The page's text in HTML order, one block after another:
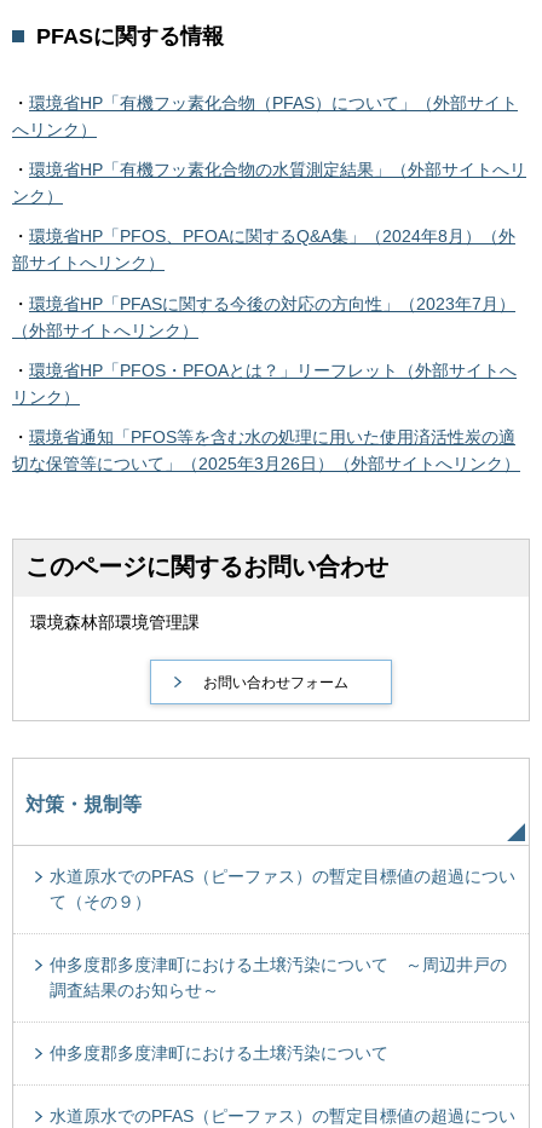
PFASに関する情報
・ 環境省HP「有機フッ素化合物（PFAS）について」（外部サイト
へリンク）
・ 環境省HP「有機フッ素化合物の水質測定結果」（外部サイトへリ
ンク）
・ 環境省HP「PFOS、PFOAに関するQ&A集」（2024年8月）（外
部サイトへリンク）
・ 環境省HP「PFASに関する今後の対応の方向性」（2023年7月）
（外部サイトへリンク）
・ 環境省HP「PFOS・PFOAとは？」リーフレット（外部サイトへ
リンク）
・ 環境省通知「PFOS等を含む水の処理に用いた使用済活性炭の適
切な保管等について」（2025年3月26日）（外部サイトへリンク）
このページに関するお問い合わせ
環境森林部環境管理課
対策・規制等
水道原水でのPFAS（ピーファス）の暫定目標値の超過につい
て（その９）
仲多度郡多度津町における土壌汚染について ～周辺井戸の
調査結果のお知らせ～
仲多度郡多度津町における土壌汚染について
水道原水でのPFAS（ピーファス）の暫定目標値の超過につい